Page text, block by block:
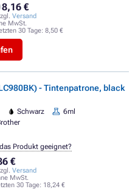
8,16 €
Versand
MwSt.
30 Tage: 8,50 €
- Tintenpatrone, black
Schwarz
6ml
€
Versand
MwSt.
30 Tage: 18,24 €
Produkt geeignet?